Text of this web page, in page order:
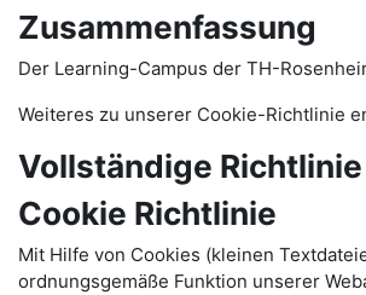
Zusammenfassung
Der Learning-Campus der TH-
Weiteres zu unserer Cookie-Richtlinie
Vollständige Richtlinie
Cookie Richtlinie
Mit Hilfe von Cookies (kleinen
ordnungsgemäße Funktion unserer